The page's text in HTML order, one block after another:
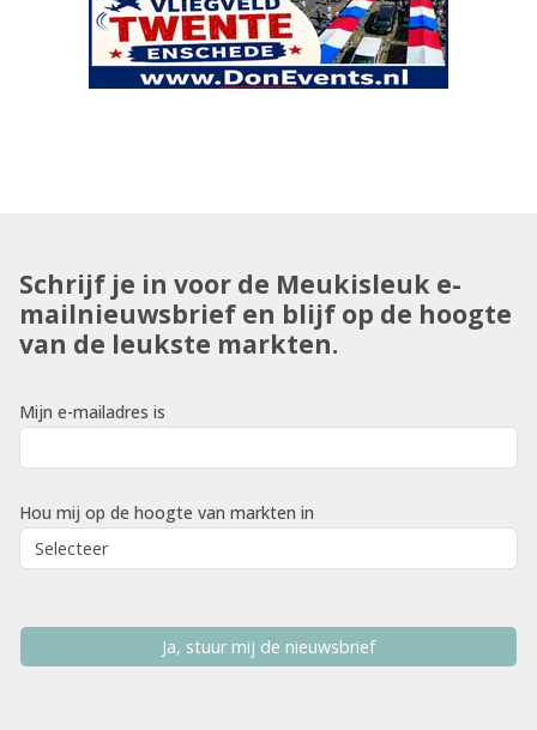
Schrijf je in voor de Meukisleuk e-
mailnieuwsbrief en blijf op de hoogte
van de leukste markten.
Mijn e-mailadres is
Hou mij op de hoogte van markten in
Ja, stuur mij de nieuwsbrief